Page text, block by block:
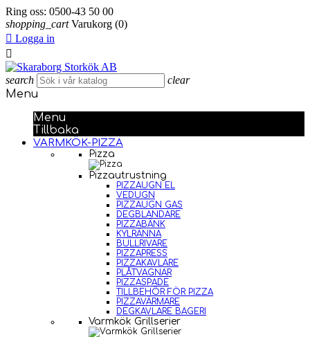
Ring oss: 0500-43 50 00
shopping_cart Varukorg (0)
 Logga in

search clear
Menu
Menu
Tillbaka
VARMKÖK-PIZZA
Pizza
Pizzautrustning
PIZZAUGN EL
VEDUGN
PIZZAUGN GAS
DEGBLANDARE
PIZZABÄNK
KYLRÄNNA
BULLRIVARE
PIZZAPRESS
PIZZAKAVLARE
PLÅTVAGNAR
PIZZASPADE
TILLBEHÖR FÖR PIZZA
PIZZAVÄRMARE
DEGKAVLARE BAGERI
Varmkök Grillserier